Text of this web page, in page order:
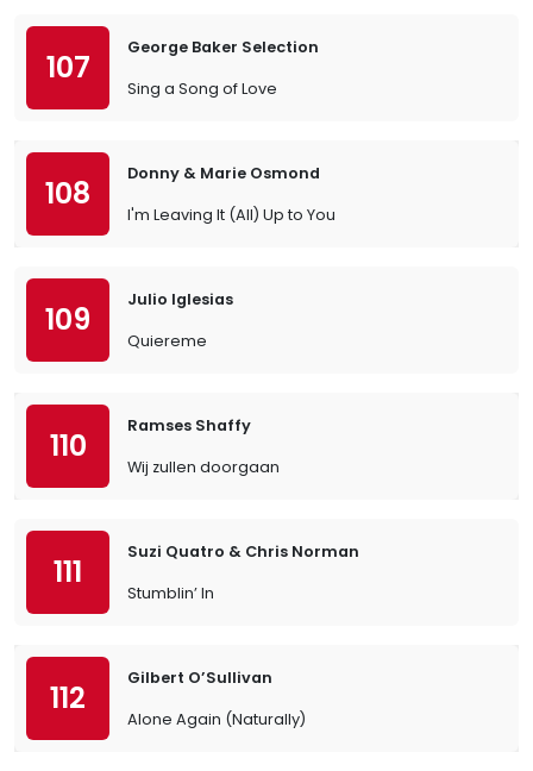
107
George Baker Selection
Sing a Song of Love
108
Donny & Marie Osmond
I'm Leaving It (All) Up to You
109
Julio Iglesias
Quiereme
110
Ramses Shaffy
Wij zullen doorgaan
111
Suzi Quatro & Chris Norman
Stumblin’ In
112
Gilbert O’Sullivan
Alone Again (Naturally)